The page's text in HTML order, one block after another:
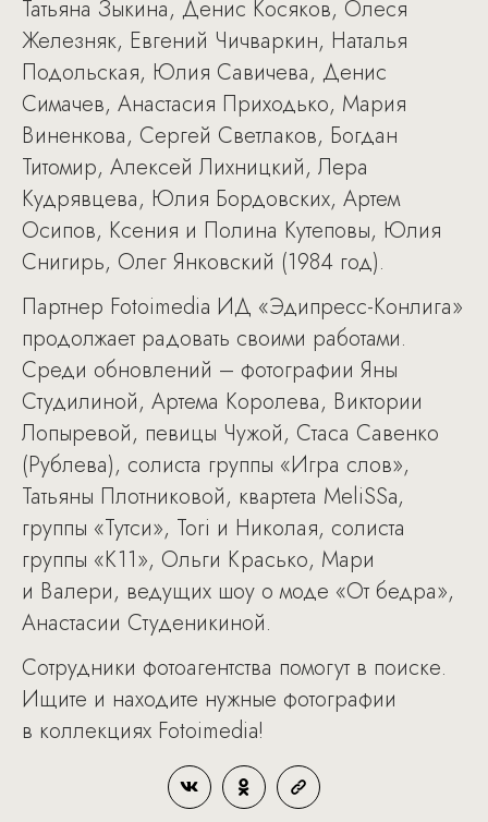
Татьяна Зыкина, Денис Косяков, Олеся
Железняк, Евгений Чичваркин, Наталья
Подольская, Юлия Савичева, Денис
Симачев, Анастасия Приходько, Мария
Виненкова, Сергей Светлаков, Богдан
Титомир, Алексей Лихницкий, Лера
Кудрявцева, Юлия Бордовских, Артем
Осипов, Ксения и Полина Кутеповы, Юлия
Снигирь, Олег Янковский (1984 год).
Партнер Fotoimedia ИД «Эдипресс-Конлига»
продолжает радовать своими работами.
Среди обновлений – фотографии Яны
Студилиной, Артема Королева, Виктории
Лопыревой, певицы Чужой, Стаса Савенко
(Рублева), солиста группы «Игра слов»,
Татьяны Плотниковой, квартета MeliSSa,
группы «Тутси», Tori и Николая, солиста
группы «К11», Ольги Красько, Мари
и Валери, ведущих шоу о моде «От бедра»,
Анастасии Студеникиной.
Сотрудники фотоагентства помогут в поиске.
Ищите и находите нужные фотографии
в коллекциях Fotoimedia!